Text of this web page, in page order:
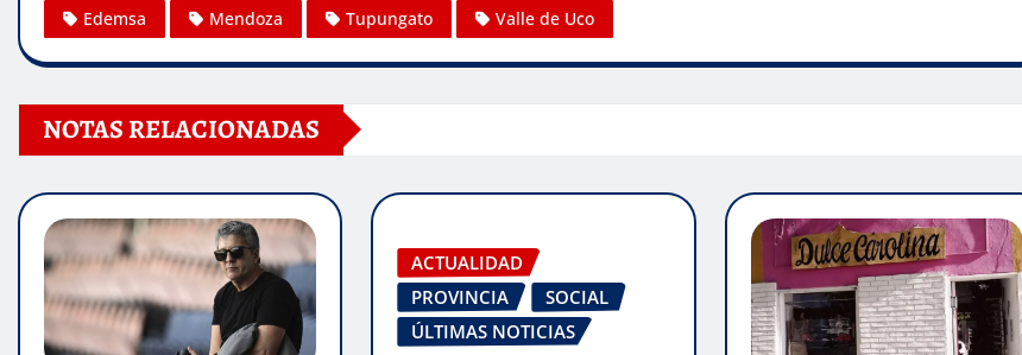
Edemsa Mendoza Tupungato Valle de Uco
NOTAS RELACIONADAS
ACTUALIDAD
PROVINCIA
SOCIAL
ÚLTIMAS NOTICIAS